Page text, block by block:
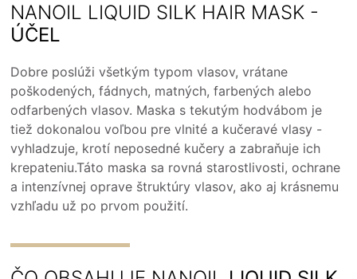
NANOIL LIQUID SILK HAIR MASK -
ÚČEL
Dobre poslúži všetkým typom vlasov, vrátane
poškodených, fádnych, matných, farbených alebo
odfarbených vlasov. Maska s tekutým hodvábom ​​je
tiež dokonalou voľbou pre vlnité a kučeravé vlasy -
vyhladzuje, krotí neposedné kučery a zabraňuje ich
krepateniu.Táto maska ​​sa rovná starostlivosti, ochrane
a intenzívnej oprave štruktúry vlasov, ako aj krásnemu
vzhľadu už po prvom použití.